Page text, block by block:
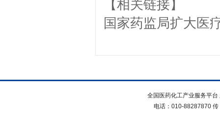
【相关链接】
国家药监局扩大医
全国医药化工产业服务平
电话：010-88287870